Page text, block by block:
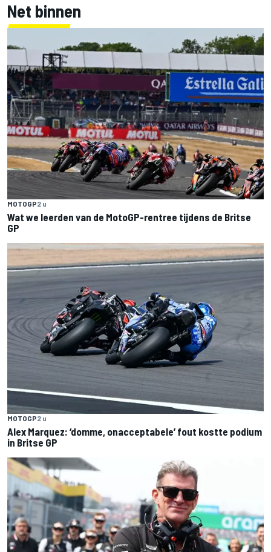
Net binnen
MOTOGP2 u
Wat we leerden van de MotoGP-rentree tijdens de Britse
GP
MOTOGP2 u
Alex Marquez: ‘domme, onacceptabele’ fout kostte podium
in Britse GP